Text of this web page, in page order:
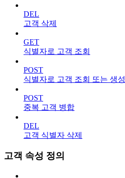
DEL
고객 삭제
GET
식별자로 고객 조회
POST
식별자로 고객 조회 또는 생성
POST
중복 고객 병합
DEL
고객 식별자 삭제
고객 속성 정의